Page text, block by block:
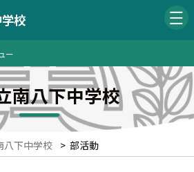
校
ー
南八下中学校
八下中学校 > 部活動